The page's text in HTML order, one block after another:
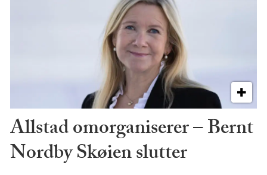
Allstad omorganiserer – Bernt
Nordby Skøien slutter